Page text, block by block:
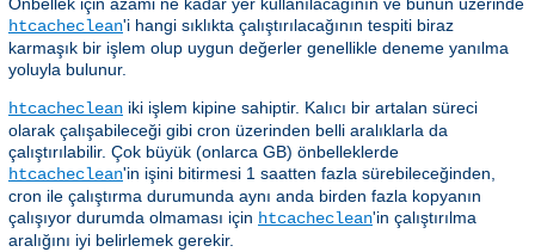
Önbellek için azami ne kadar yer kullanılacağının ve bunun üzerinde
htcacheclean'i hangi sıklıkta çalıştırılacağının tespiti biraz
karmaşık bir işlem olup uygun değerler genellikle deneme yanılma
yoluyla bulunur.
htcacheclean iki işlem kipine sahiptir. Kalıcı bir artalan süreci
olarak çalışabileceği gibi cron üzerinden belli aralıklarla da
çalıştırılabilir. Çok büyük (onlarca GB) önbelleklerde
htcacheclean'in işini bitirmesi 1 saatten fazla sürebileceğinden,
cron ile çalıştırma durumunda aynı anda birden fazla kopyanın
çalışıyor durumda olmaması için htcacheclean'in çalıştırılma
aralığını iyi belirlemek gerekir.